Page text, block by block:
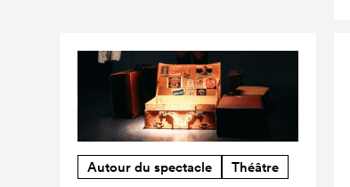
Autour du spectacle Théâtre